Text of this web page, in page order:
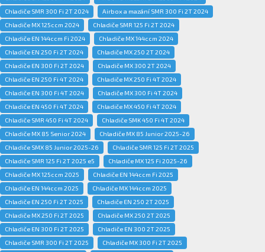
Chladiče SMR 300 Fi 2T 2024
Airbox a mazání SMR 300 Fi 2T 2024
Chladiče MX 125ccm 2024
Chladiče SMR 125 Fi 2T 2024
Chladiče EN 144ccm Fi 2024
Chladiče MX 144ccm 2024
Chladiče EN 250 Fi 2T 2024
Chladiče MX 250 2T 2024
Chladiče EN 300 Fi 2T 2024
Chladiče MX 300 2T 2024
Chladiče EN 250 Fi 4T 2024
Chladiče MX 250 Fi 4T 2024
Chladiče EN 300 Fi 4T 2024
Chladiče MX 300 Fi 4T 2024
Chladiče EN 450 Fi 4T 2024
Chladiče MX 450 Fi 4T 2024
Chladiče SMR 450 Fi 4T 2024
Chladiče SMK 450 Fi 4T 2024
Chladiče MX 85 Senior 2024
Chladiče MX 85 Junior 2025-26
Chladiče SMX 85 Junior 2025-26
Chladiče SMR 125 Fi 2T 2025
Chladiče SMR 125 Fi 2T 2025 e5
Chladiče MX 125 Fi 2025-26
Chladiče MX 125ccm 2025
Chladiče EN 144ccm Fi 2025
Chladiče EN 144ccm 2025
Chladiče MX 144ccm 2025
Chladiče EN 250 Fi 2T 2025
Chladiče EN 250 2T 2025
Chladiče MX 250 Fi 2T 2025
Chladiče MX 250 2T 2025
Chladiče EN 300 Fi 2T 2025
Chladiče EN 300 2T 2025
Chladiče SMR 300 Fi 2T 2025
Chladiče MX 300 Fi 2T 2025